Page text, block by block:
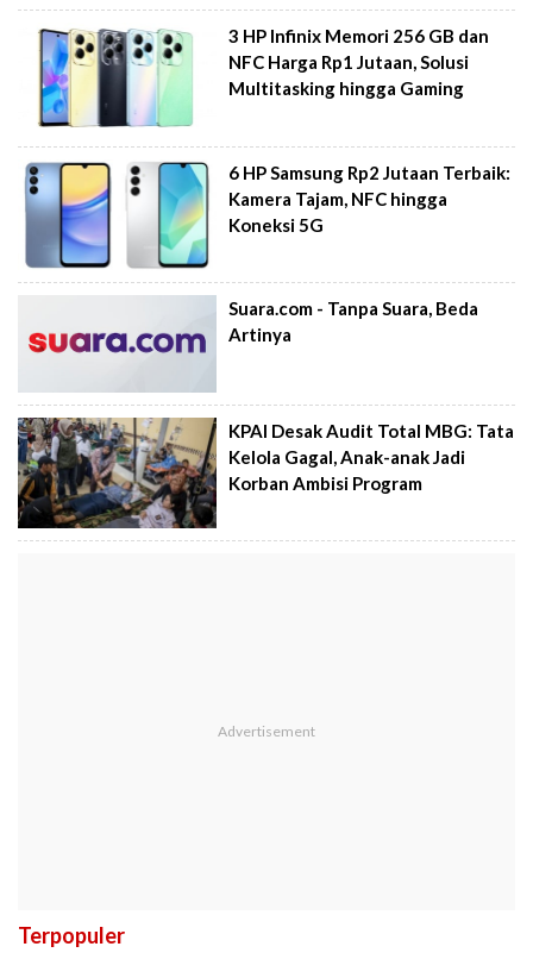
3 HP Infinix Memori 256 GB dan
NFC Harga Rp1 Jutaan, Solusi
Multitasking hingga Gaming
6 HP Samsung Rp2 Jutaan Terbaik:
Kamera Tajam, NFC hingga
Koneksi 5G
Suara.com - Tanpa Suara, Beda
Artinya
KPAI Desak Audit Total MBG: Tata
Kelola Gagal, Anak-anak Jadi
Korban Ambisi Program
Terpopuler